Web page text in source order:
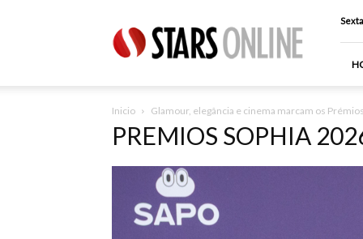
Online
Inicio Glamour, elegância e cinema marcam os
PREMIOS SOPHIA